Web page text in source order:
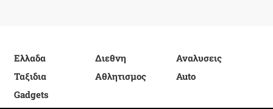
Ελλαδα Διεθνη
Αναλυσεις
Ταξιδια
Αθλητισμος
Auto
Gadgets